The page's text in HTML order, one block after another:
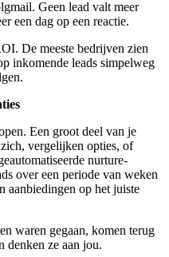
Geen lead valt meer
een dag op een reactie.
De meeste bedrijven zien
inkomende leads simpelweg
Een groot deel van je
vergelijken opties, of
nurture-
over een periode van weken
aanbiedingen op het juiste
waren gegaan, komen terug
denken ze aan jou.